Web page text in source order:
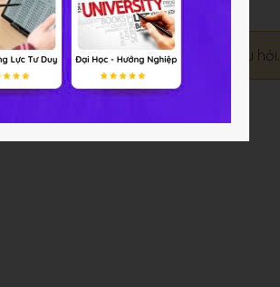
hãy trở thành người đầu tiên đặt câu hỏi.